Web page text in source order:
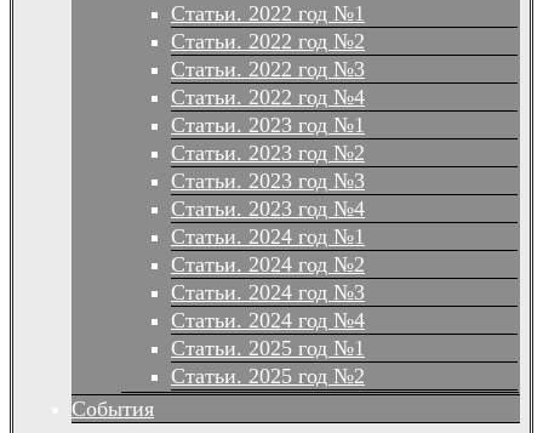
Статьи. 2022 год №1
Статьи. 2022 год №2
Статьи. 2022 год №3
Статьи. 2022 год №4
Статьи. 2023 год №1
Статьи. 2023 год №2
Статьи. 2023 год №3
Статьи. 2023 год №4
Статьи. 2024 год №1
Статьи. 2024 год №2
Статьи. 2024 год №3
Статьи. 2024 год №4
Статьи. 2025 год №1
Статьи. 2025 год №2
События